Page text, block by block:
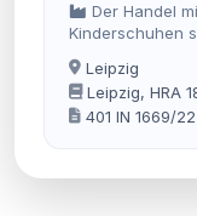
Der Handel
Kinderschuhen
Accessoires für
Leipzig
Leipzig, HRA
401 IN 1669/22